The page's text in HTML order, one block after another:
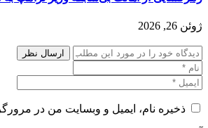
ژوئن 26, 2026
ذخیره نام، ایمیل و وبسایت من در